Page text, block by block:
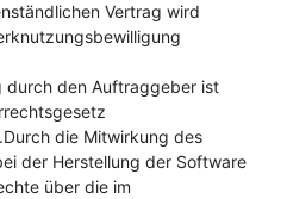
Vertrag wird
durch den Auftraggeber ist
die Mitwirkung des
der Herstellung der Software
über die im